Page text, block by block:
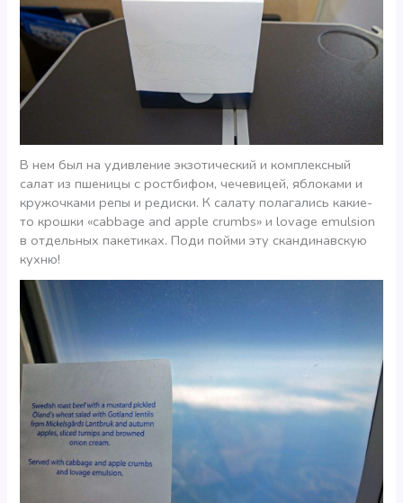
В нем был на удивление экзотический и комплексный
салат из пшеницы с ростбифом, чечевицей, яблоками и
кружочками репы и редиски. К салату полагались какие-
то крошки «cabbage and apple crumbs» и lovage emulsion
в отдельных пакетиках. Поди пойми эту скандинавскую
кухню!